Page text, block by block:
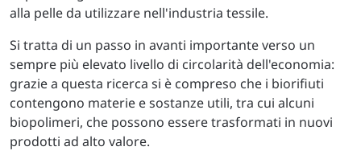
alla pelle da utilizzare nell'industria tessile.
Si tratta di un passo in avanti importante verso un
sempre più elevato livello di circolarità dell'economia:
grazie a questa ricerca si è compreso che i biorifiuti
contengono materie e sostanze utili, tra cui alcuni
biopolimeri, che possono essere trasformati in nuovi
prodotti ad alto valore.